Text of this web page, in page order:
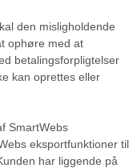
den misligholdende
ophøre med at
betalingsforpligtelser
kan oprettes eller
SmartWebs
eksportfunktioner til
har liggende på